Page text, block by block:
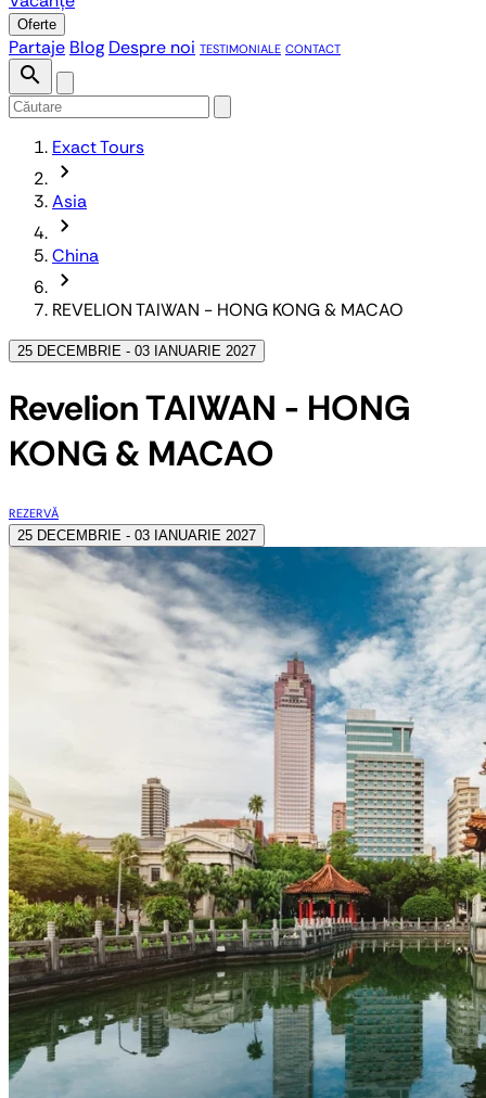
Oferte
Partaje Blog Despre noi TESTIMONIALE CONTACT
search
Exact Tours
chevron_forward
Asia
chevron_forward
China
chevron_forward
REVELION TAIWAN - HONG KONG & MACAO
25 DECEMBRIE - 03 IANUARIE 2027
Revelion TAIWAN - HONG
KONG & MACAO
REZERVĂ
25 DECEMBRIE - 03 IANUARIE 2027